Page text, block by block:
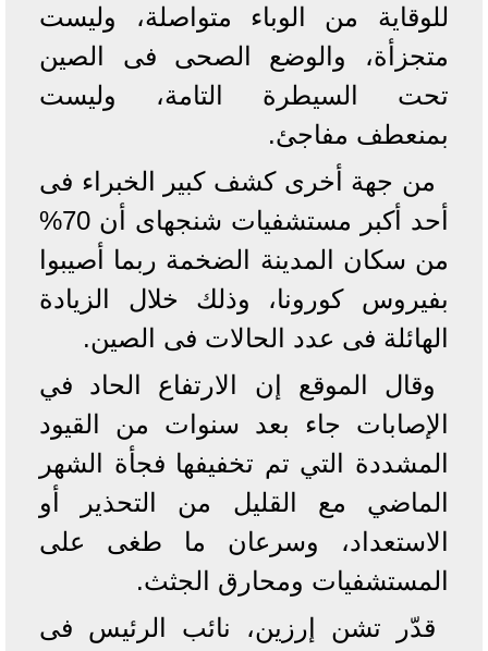
للوقاية من الوباء متواصلة، وليست
متجزأة، والوضع الصحى فى الصين
تحت السيطرة التامة، وليست
بمنعطف مفاجئ.
من جهة أخرى كشف كبير الخبراء فى
أحد أكبر مستشفيات شنجهاى أن 70%
من سكان المدينة الضخمة ربما أصيبوا
بفيروس كورونا، وذلك خلال الزيادة
الهائلة فى عدد الحالات فى الصين.
وقال الموقع إن الارتفاع الحاد في
الإصابات جاء بعد سنوات من القيود
المشددة التي تم تخفيفها فجأة الشهر
الماضي مع القليل من التحذير أو
الاستعداد، وسرعان ما طغى على
المستشفيات ومحارق الجثث.
قدّر تشن إرزين، نائب الرئيس فى